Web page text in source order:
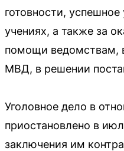
готовности,
учениях, а также за
помощи ведомствам,
МВД, в решении
Уголовное дело в
приостановлено в
заключения им